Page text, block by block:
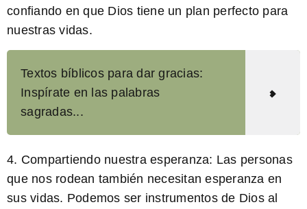
confiando en que Dios tiene un plan perfecto para
nuestras vidas.
Textos bíblicos para dar gracias:
Inspírate en las palabras
sagradas...
4. Compartiendo nuestra esperanza: Las personas
que nos rodean también necesitan esperanza en
sus vidas. Podemos ser instrumentos de Dios al